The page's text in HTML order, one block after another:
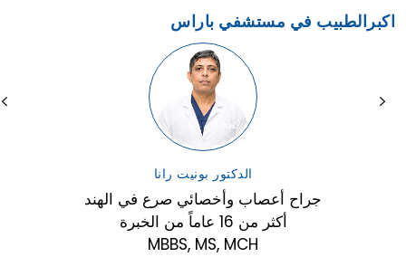
اكبرالطبيب في مستشفي باراس
الدكتور بونيت رانا
جراح أعصاب وأخصائي صرع في الهند
أكثر من 16 عاماً من الخبرة
MBBS, MS, MCH